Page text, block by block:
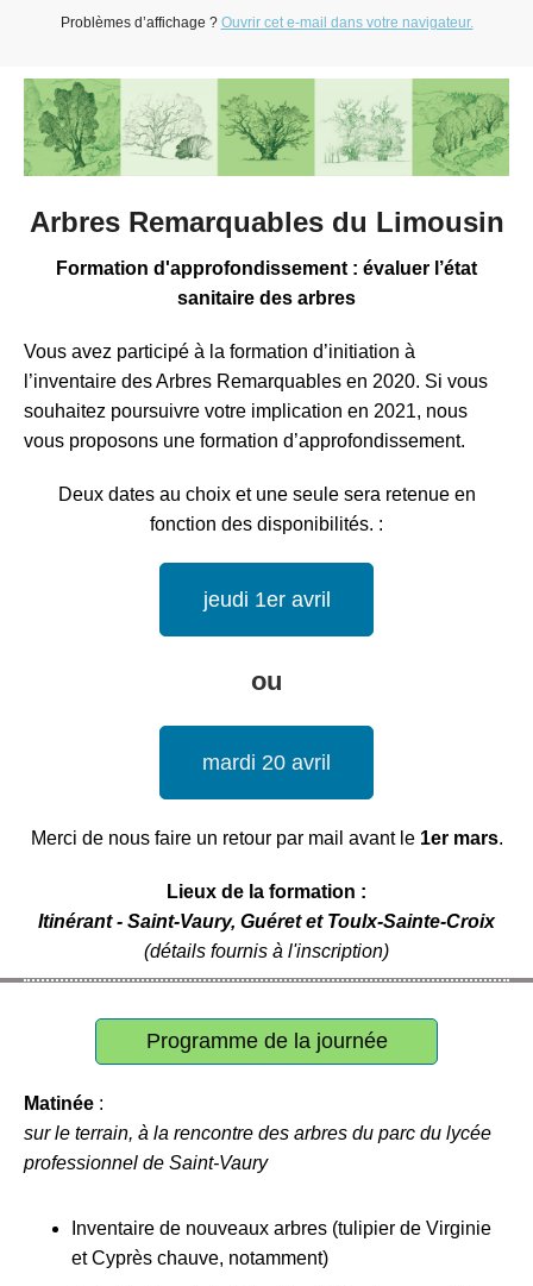
Problèmes d’affichage ? Ouvrir cet e-mail dans votre navigateur.
Arbres Remarquables du Limousin
Formation d'approfondissement : évaluer l’état
sanitaire des arbres
Vous avez participé à la formation d’initiation à
l’inventaire des Arbres Remarquables en 2020. Si vous
souhaitez poursuivre votre implication en 2021, nous
vous proposons une formation d’approfondissement.
Deux dates au choix et une seule sera retenue en
fonction des disponibilités. :
jeudi 1er avril
ou
mardi 20 avril
Merci de nous faire un retour par mail avant le 1er mars.
Lieux de la formation :
Itinérant - Saint-Vaury, Guéret et Toulx-Sainte-Croix
(détails fournis à l'inscription)
Programme de la journée
Matinée :
sur le terrain, à la rencontre des arbres du parc du lycée
professionnel de Saint-Vaury
Inventaire de nouveaux arbres (tulipier de Virginie
et Cyprès chauve, notamment)